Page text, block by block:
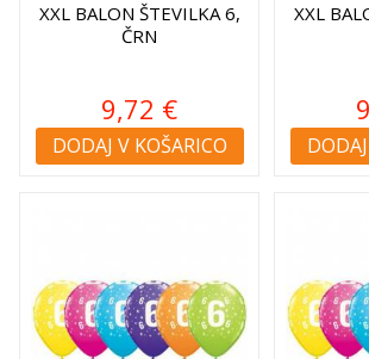
XXL BALON ŠTEVILKA 6,
ČRN
9,72 €
DODAJ V KOŠARICO
XXL